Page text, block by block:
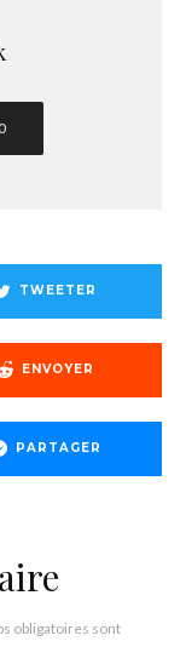
0
TWEETER
ENVOYER
PARTAGER
obligatoires sont